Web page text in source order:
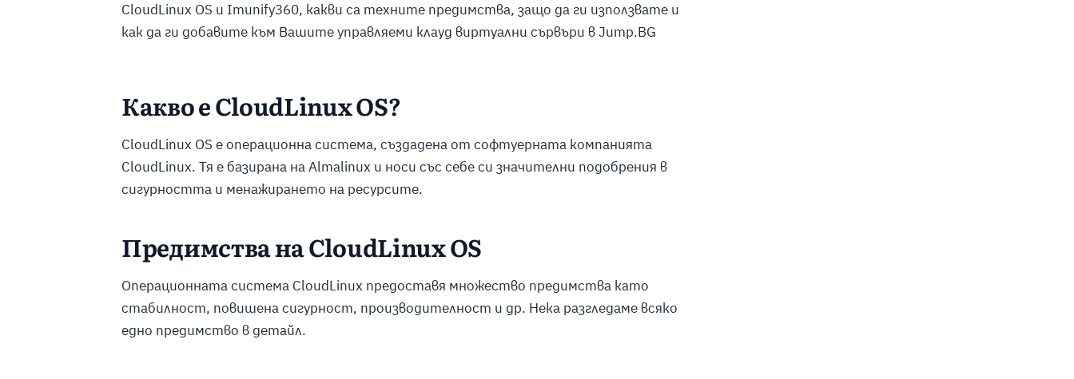
CloudLinux OS и Imunify360, какви са техните предимства, защо да ги използвате и
как да ги добавите към Вашите управляеми клауд виртуални сървъри в Jump.BG
Какво е CloudLinux OS?
CloudLinux OS e операционна система, създадена от софтуерната компанията
CloudLinux. Тя е базирана на Almalinux и носи със себе си значителни подобрения в
сигурността и менажирането на ресурсите.
Предимства на CloudLinux OS
Операционната система CloudLinux предоставя множество предимства като
стабилност, повишена сигурност, производителност и др. Нека разгледаме всяко
едно предимство в детайл.